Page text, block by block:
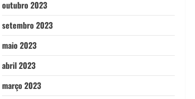
outubro 2023
setembro 2023
maio 2023
abril 2023
março 2023